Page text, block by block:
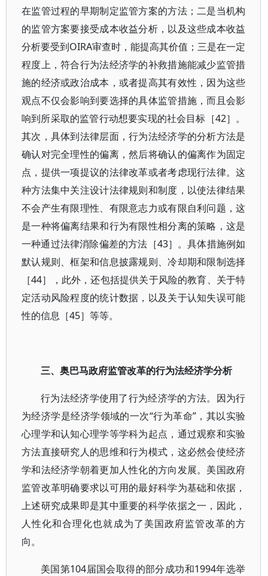
在监管过程的早期制定监管方案的方法；二是当机构
的监管方案要接受成本收益分析，以及这些成本收益
分析要受到OIRA审查时，能提高其价值；三是在一定
程度上，符合行为法经济学的补救措施能减少监管措
施的经济或政治成本，或者提高其有效性，因为这些
观点不仅会影响到要选择的具体监管措施，而且会影
响到所采取的监管行动想要实现的社会目标［42］。
其次，具体到法律层面，行为法经济学的分析方法是
确认对完全理性的偏离，然后将确认的偏离作为固定
点，提供一项提议的法律改革或者考虑现行法律。这
种方法集中关注设计法律规则和制度，以使法律结果
不会产生有限理性、有限意志力或有限自利问题，这
是一种将偏离结果和行为有限性相分离的策略，这是
一种通过法律消除偏差的方法［43］。具体措施例如
默认规则、框架和信息披露规则、冷却期和限制选择
［44］，此外，还包括提供关于风险的教育、关于特
定活动风险程度的统计数据，以及关于认知失误可能
性的信息［45］等等。
三、奥巴马政府监管改革的行为法经济学分析
行为法经济学使用了行为经济学的方法。因为行
为经济学是经济学领域的一次“行为革命”，其以实验
心理学和认知心理学等学科为起点，通过观察和实验
方法直接研究人的思维和行为模式，这必然会使经济
学和法经济学朝着更加人性化的方向发展。美国政府
监管改革明确要求以可用的最好科学为基础和依据，
上述研究成果即是其中重要的科学依据之一，因此，
人性化和合理化也就成为了美国政府监管改革的方
向。
美国第104届国会取得的部分成功和1994年选举